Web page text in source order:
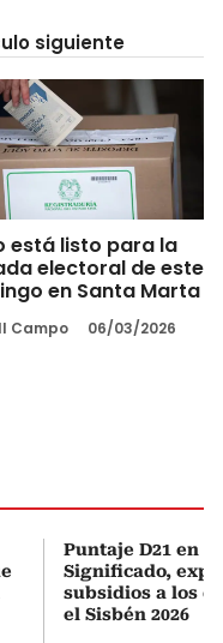
siguiente
está listo para la
electoral de este
en Santa Marta
Campo 06/03/2026
Puntaje D21 en
Significado,
subsidios a los
el Sisbén 2026